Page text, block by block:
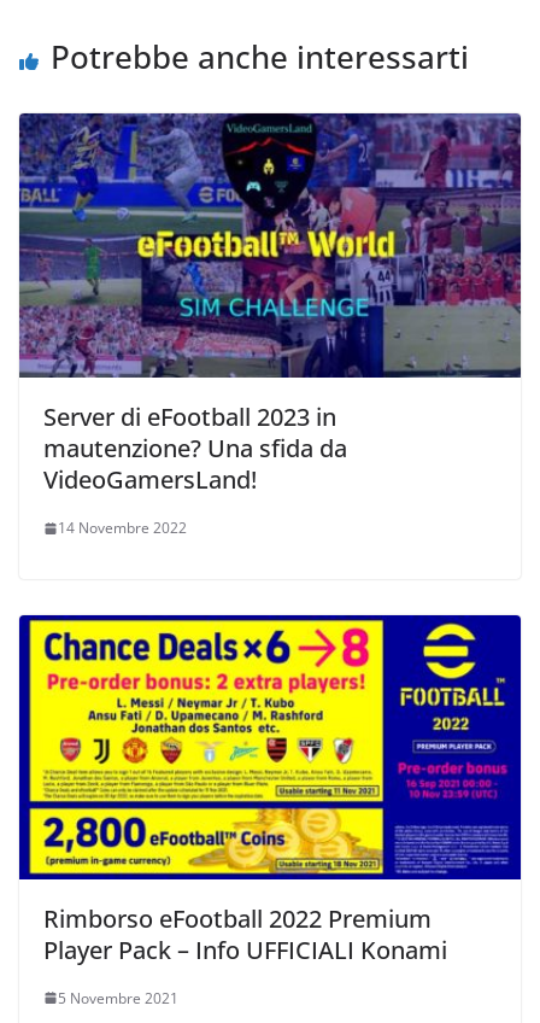
Potrebbe anche interessarti
Server di eFootball 2023 in
mautenzione? Una sfida da
VideoGamersLand!
14 Novembre 2022
Rimborso eFootball 2022 Premium
Player Pack – Info UFFICIALI Konami
5 Novembre 2021